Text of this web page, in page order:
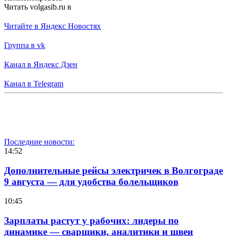
Читать volgasib.ru в
Читайте в Яндекс Новостях
Группа в vk
Канал в Яндекс Дзен
Канал в Telegram
Последние новости:
14:52
Дополнительные рейсы электричек в Волгограде
9 августа — для удобства болельщиков
10:45
Зарплаты растут у рабочих: лидеры по
динамике — сварщики, аналитики и швеи